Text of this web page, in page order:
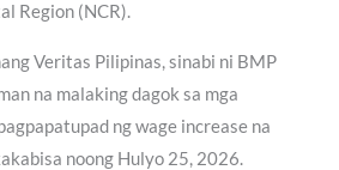
Region (NCR).
Veritas Pilipinas, sinabi ni BMP
na malaking dagok sa mga
ng wage increase na
noong Hulyo 25, 2026.